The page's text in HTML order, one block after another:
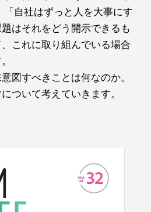
「自社はずっと人を大事にす
はそれをどう開示できるも
これに取り組んでいる場合
図すべきことは何なのか。
ついて考えていきます。